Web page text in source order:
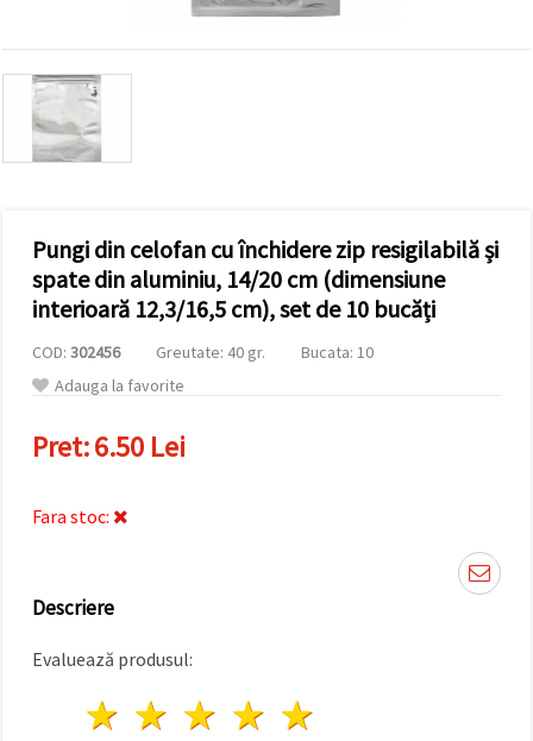
afișa
conținut și
reclame
mai
relevante,
inclusiv cu
ajutorul
marketing.
Puteți fi de
acord să
utilizați
cookie -
clic pe
să vă
indicați
selectând
făcând clic
pe butonul
Аcceptati
Pungi din celofan cu închidere zip resigilabilă și
spate din aluminiu, 14/20 cm (dimensiune
interioară 12,3/16,5 cm), set de 10 bucăți
COD: 302456 Greutate: 40 gr.
Bucata: 10
Adauga la favorite
Pret:6.50 Lei
Fara stoc:
Descriere
Evaluează produsul:
4 stele
3 stele
2 stele
1 stea